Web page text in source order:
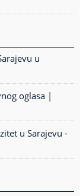
u
oglasa |
u Sarajevu -